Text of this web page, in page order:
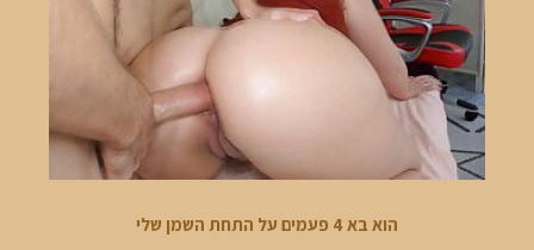
הוא בא 4 פעמים על התחת השמן שלי